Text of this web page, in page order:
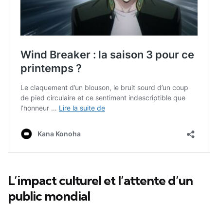
L’impact culturel et l’attente d’un
public mondial